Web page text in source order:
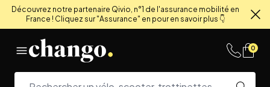
Découvrez notre partenaire Qivio, n°1 de l'assurance mobilité en
France ! Cliquez sur "Assurance" en pour en savoir plus 👇
0